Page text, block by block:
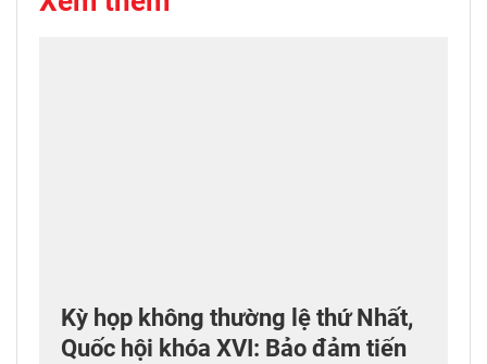
Kỳ họp không thường lệ thứ Nhất,
Quốc hội khóa XVI: Bảo đảm tiến